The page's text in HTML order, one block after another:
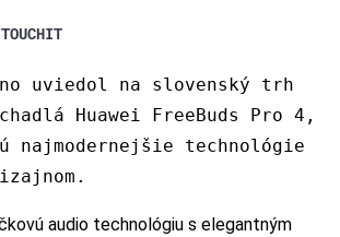
uviedol na slovenský trh
Huawei FreeBuds Pro 4,
najmodernejšie technológie
audio technológiu s elegantným